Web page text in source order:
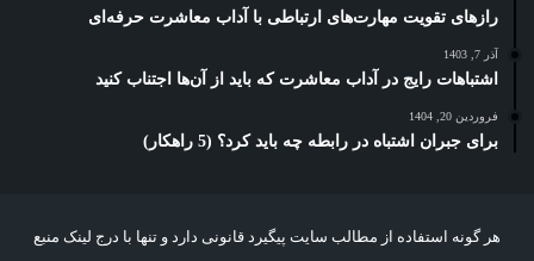
رازهای تقویت مهارت‌های ارتباطی با آداب معاشرت حرفه‌ای
آذر 7, 1403
اشتباهات رایج در آداب معاشرت که باید از آن‌ها اجتناب کنید
فروردین 20, 1404
برای جبران اشتباه در رابطه چه باید کرد؟ (5 راهکار)
هر گونه استفاده از مطالب سایت پیگیرد قانونی دارد و تنها با درج لینک منبع